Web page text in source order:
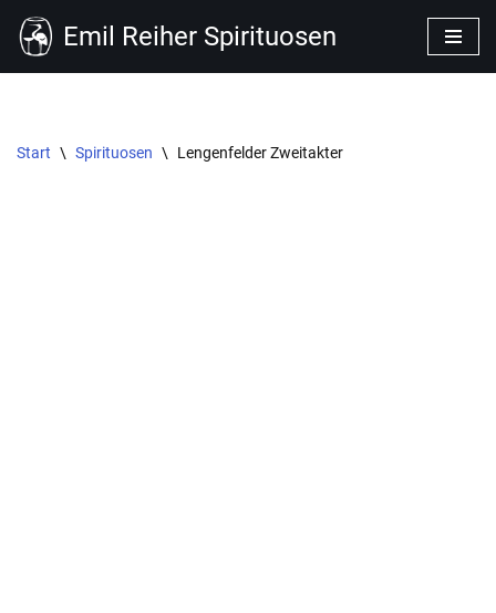
Zum
Emil Reiher Spirituosen
Start \ Spirituosen \ Lengenfelder Zweitakter